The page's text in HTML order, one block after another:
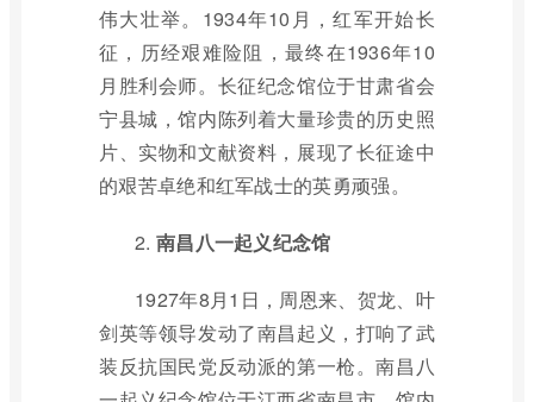
伟大壮举。1934年10月，红军开始长
征，历经艰难险阻，最终在1936年10
月胜利会师。长征纪念馆位于甘肃省会
宁县城，馆内陈列着大量珍贵的历史照
片、实物和文献资料，展现了长征途中
的艰苦卓绝和红军战士的英勇顽强。
2. 南昌八一起义纪念馆
1927年8月1日，周恩来、贺龙、叶
剑英等领导发动了南昌起义，打响了武
装反抗国民党反动派的第一枪。南昌八